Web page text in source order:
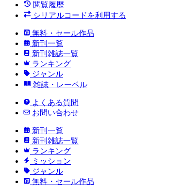
閲覧履歴
シリアルコードを利用する
無料・セール作品
新刊一覧
新刊雑誌一覧
ランキング
ジャンル
雑誌・レーベル
よくある質問
お問い合わせ
新刊一覧
新刊雑誌一覧
ランキング
ミッション
ジャンル
無料・セール作品